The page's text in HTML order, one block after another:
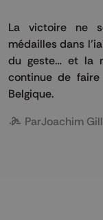
La victoire ne
médailles dans
du geste… et la
continue de
Belgique.
ParJoachim